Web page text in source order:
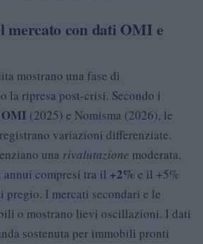
mercato con dati OMI e
mostrano una fase di
la ripresa post-crisi. Secondo i
OMI (2025) e Nomisma (2026), le
variazioni differenziate.
una rivalutazione moderata,
compresi tra il +2% e il +5%
pregio. I mercati secondari e le
o mostrano lievi oscillazioni. I dati
sostenuta per immobili pronti